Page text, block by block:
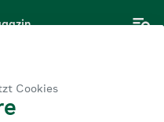
Cookies